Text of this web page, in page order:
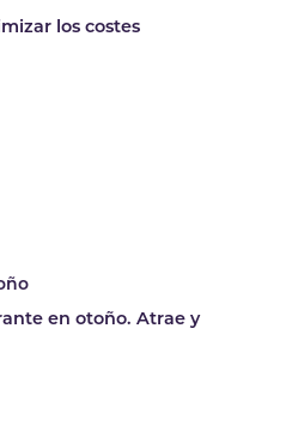
los costes
en otoño. Atrae y